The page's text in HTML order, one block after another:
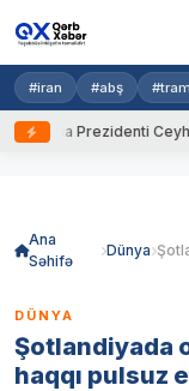
#iran #abş
Prezidenti Ceyhun
Ana
Səhifə
Dünya
DÜNYA
Şotlandiyada
haqqı pulsuz